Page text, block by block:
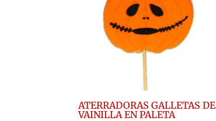
ATERRADORAS GALLETAS DE
VAINILLA EN PALETA